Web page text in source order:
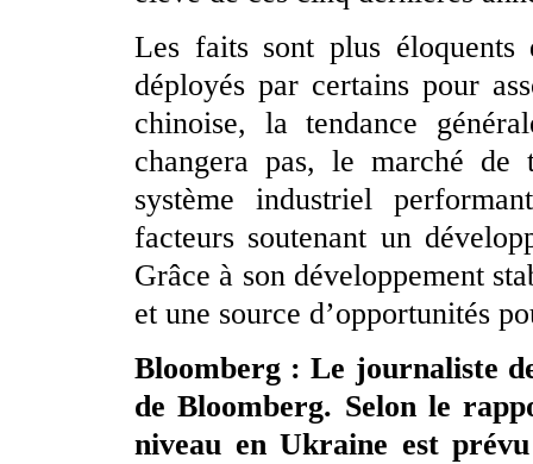
Les faits sont plus
déployés par certains pour
chinoise, la tendance
changera pas, le marché
système industriel
facteurs soutenant un
Grâce à son développement
et une source d’opportunités
Bloomberg : Le journaliste
de Bloomberg. Selon le
niveau en Ukraine est